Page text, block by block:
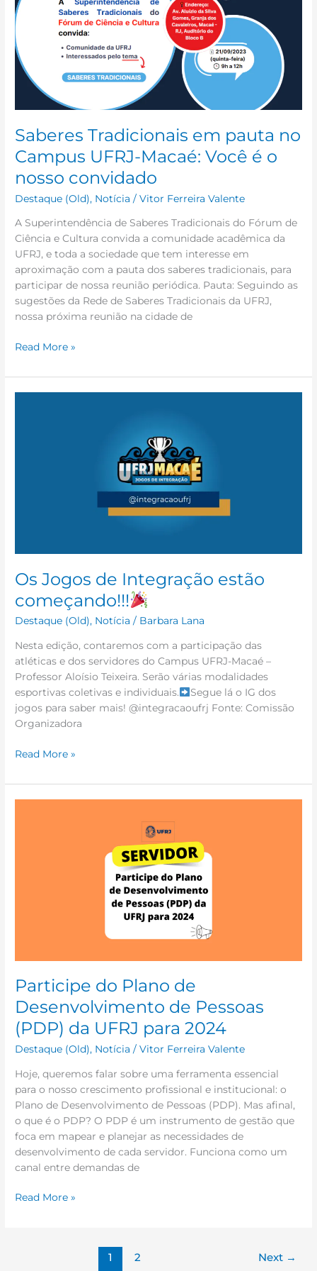
Saberes Tradicionais em pauta no
Campus UFRJ-Macaé: Você é o
nosso convidado
Destaque (Old), Notícia /Vitor Ferreira Valente
A Superintendência de Saberes Tradicionais do Fórum de
Ciência e Cultura convida a comunidade acadêmica da
UFRJ, e toda a sociedade que tem interesse em
aproximação com a pauta dos saberes tradicionais, para
participar de nossa reunião periódica. Pauta: Seguindo as
sugestões da Rede de Saberes Tradicionais da UFRJ,
nossa próxima reunião na cidade de
pauta
no
Campus
UFRJ-
Macaé:
Você
o
nosso
convidado
Read More »
Os Jogos de Integração estão
começando!!!
Destaque (Old), Notícia / Barbara Lana
Nesta edição, contaremos com a participação das
atléticas e dos servidores do Campus UFRJ-Macaé –
Professor Aloísio Teixeira. Serão várias modalidades
esportivas coletivas e individuais.
Segue lá o IG dos
jogos para saber mais! @integracaoufrj Fonte: Comissão
Organizadora
Read More »
Participe do Plano de
Desenvolvimento de Pessoas
(PDP) da UFRJ para 2024
Destaque (Old), Notícia /Vitor Ferreira Valente
Hoje, queremos falar sobre uma ferramenta essencial
para o nosso crescimento profissional e institucional: o
Plano de Desenvolvimento de Pessoas (PDP). Mas afinal,
o que é o PDP? O PDP é um instrumento de gestão que
foca em mapear e planejar as necessidades de
desenvolvimento de cada servidor. Funciona como um
canal entre demandas de
para
2024
Read More »
1 2 Next →